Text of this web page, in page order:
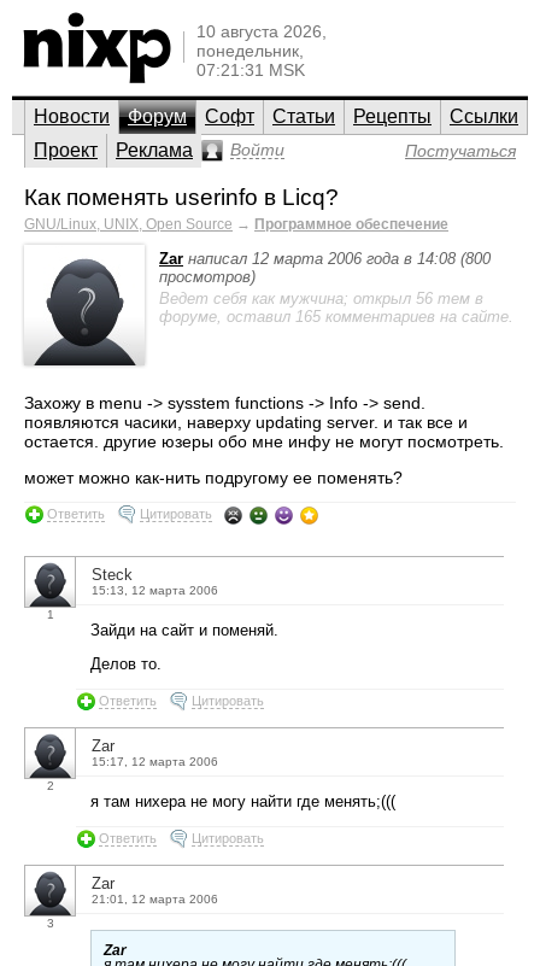
10 августа 2026,
понедельник,
07:21:31 MSK
Новости Форум Софт Статьи Рецепты
Ссылки
Проект
Реклама Войти Постучаться
Как поменять userinfo в Licq?
GNU/Linux, UNIX, Open Source → Программное обеспечение
Zar написал 12 марта 2006 года в 14:08 (800
просмотров)
Ведет себя как мужчина; открыл 56 тем в
форуме, оставил 165 комментариев на сайте.
Захожу в menu -> sysstem functions -> Info -> send.
появляются часики, наверху updating server. и так все и
остается. другие юзеры обо мне инфу не могут посмотреть.
может можно как-нить подругому ее поменять?
Ответить Цитировать
1
Steck
15:13, 12 марта 2006
Зайди на сайт и поменяй.
Делов то.
Ответить Цитировать
2
Zar
15:17, 12 марта 2006
я там нихера не могу найти где менять;(((
Ответить Цитировать
3
Zar
21:01, 12 марта 2006
Zar